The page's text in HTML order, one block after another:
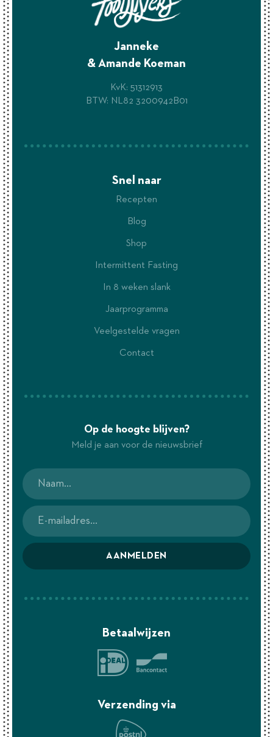
Janneke
& Amande Koeman
KvK: 51312913
BTW: NL82 3200942B01
Snel naar
Recepten
Blog
Shop
Intermittent Fasting
In 8 weken slank
Jaarprogramma
Veelgestelde vragen
Contact
Op de hoogte blijven?
Meld je aan voor de nieuwsbrief
AANMELDEN
Betaalwijzen
Verzending via